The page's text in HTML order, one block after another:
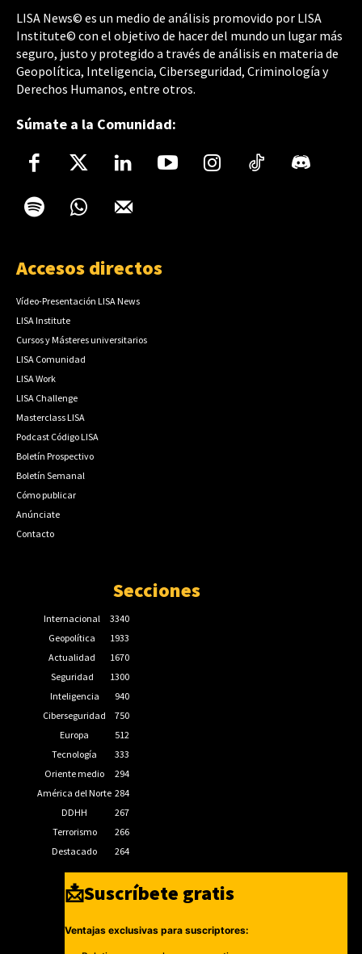
LISA News© es un medio de análisis promovido por LISA
Institute© con el objetivo de hacer del mundo un lugar más
seguro, justo y protegido a través de análisis en materia de
Geopolítica, Inteligencia, Ciberseguridad, Criminología y
Derechos Humanos, entre otros.
Súmate a la Comunidad:
Accesos directos
Vídeo-Presentación LISA News
LISA Institute
Cursos y Másteres universitarios
LISA Comunidad
LISA Work
LISA Challenge
Masterclass LISA
Podcast Código LISA
Boletín Prospectivo
Boletín Semanal
Cómo publicar
Anúnciate
Contacto
Secciones
Internacional
3340
Geopolítica
1933
Actualidad
1670
Seguridad
1300
Inteligencia
940
Ciberseguridad
750
Europa
512
Tecnología
333
Oriente medio
294
América del Norte 284
DDHH
267
Terrorismo
266
Destacado
264
📩Suscríbete gratis
Ventajas exclusivas para suscriptores: